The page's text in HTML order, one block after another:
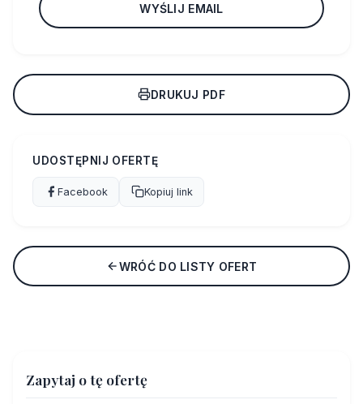
WYŚLIJ EMAIL
DRUKUJ PDF
UDOSTĘPNIJ OFERTĘ
Facebook Kopiuj link
WRÓĆ DO LISTY OFERT
Zapytaj o tę ofertę